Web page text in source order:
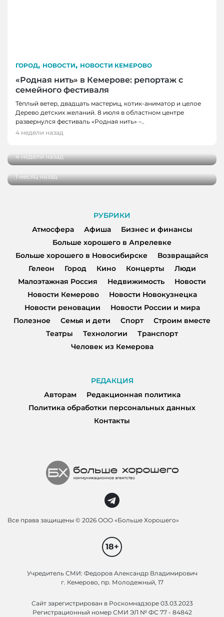
ГОРОД, НОВОСТИ, НОВОСТИ КЕМЕРОВО
«Родная нить» в Кемерове: репортаж с
семейного фестиваля
Тёплый ветер, двадцать мастериц, котик-аниматор и целое
Дерево детских желаний. 8 июля в областном центре
развернулся фестиваль «Родная нить» –..
4 недели назад
ГОРОД
Когда время замедляется: как Кемерово
4 недели назад
ГОРОД
четыре популярных заведения
1 месяц назад
РУБРИКИ
Атмосфера
Афиша
Бизнес и финансы
Больше хорошего в Апрелевке
Больше хорошего в Новосибирске
Возвращайся
Гелеон
Город Кино Концерты
Люди
Малоэтажная Россия
Недвижимость
Новости
Новости Кемерово
Новости Новокузнецка
Новости реновации
Новости России и мира
Полезное
Семья и дети Спорт
Строим вместе
Театры
Технологии
Транспорт
Человек из Кемерова
РЕДАКЦИЯ
Авторам
Редакционная политика
Политика обработки персональных данных
Контакты
Все права защищены © 2026 ООО «Больше Хорошего»
18+
Учредитель СМИ: Федоров Александр Владимирович
г. Кемерово, пр. Молодежный, 17
Сайт зарегистрирован в Роскомнадзоре 03.03.2023
Регистрационный номер СМИ ЭЛ № ФС 77 - 84842